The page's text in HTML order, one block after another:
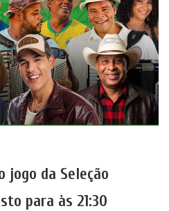
jogo da Seleção
para às 21:30